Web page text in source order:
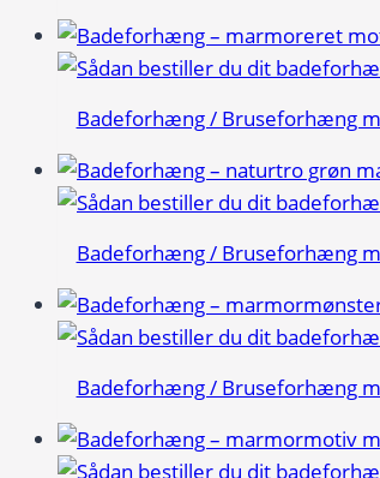
Badeforhæng / Bruseforhæng
Badeforhæng / Bruseforhæng
Badeforhæng / Bruseforhæng